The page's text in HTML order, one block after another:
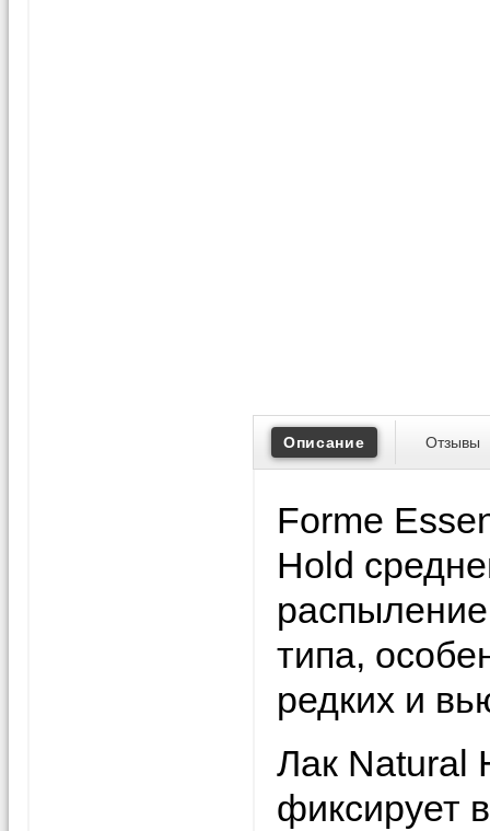
Описание Отзывы
Forme
Hold
типа,
редких и
Лак Natural
фиксирует